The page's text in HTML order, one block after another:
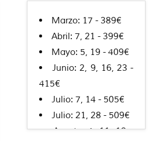
Marzo: 17 - 389€
Abril: 7, 21 - 399€
Mayo: 5, 19 - 409€
Junio: 2, 9, 16, 23 -
415€
Julio: 7, 14 - 505€
Julio: 21, 28 - 509€
Agosto: 4, 11, 18 -